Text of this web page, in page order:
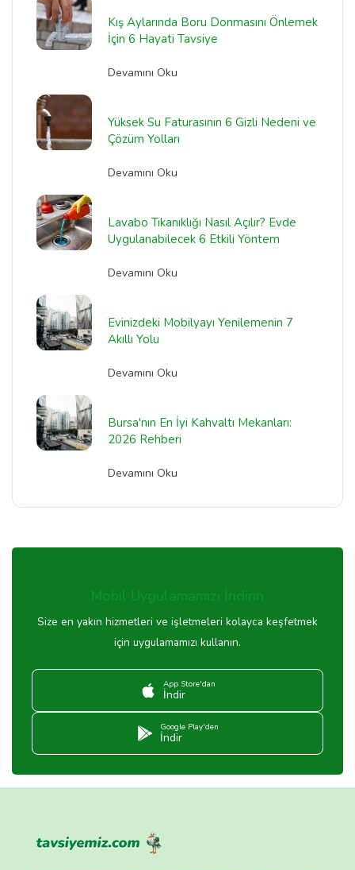
Kış Aylarında Boru Donmasını Önlemek
İçin 6 Hayati Tavsiye
Devamını Oku
Yüksek Su Faturasının 6 Gizli Nedeni ve
Çözüm Yolları
Devamını Oku
Lavabo Tıkanıklığı Nasıl Açılır? Evde
Uygulanabilecek 6 Etkili Yöntem
Devamını Oku
Evinizdeki Mobilyayı Yenilemenin 7
Akıllı Yolu
Devamını Oku
Bursa'nın En İyi Kahvaltı Mekanları:
2026 Rehberi
Devamını Oku
Mobil Uygulamamızı İndirin
Size en yakın hizmetleri ve işletmeleri kolayca keşfetmek
için uygulamamızı kullanın.
App Store'dan
İndir
Google Play'den
İndir